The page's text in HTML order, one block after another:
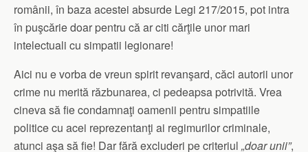
românii, în baza acestei absurde Legi 217/2015, pot intra
în puşcărie doar pentru că ar citi cărţile unor mari
intelectuali cu simpatii legionare!
Aici nu e vorba de vreun spirit revanşard, căci autorii unor
crime nu merită răzbunarea, ci pedeapsa potrivită. Vrea
cineva să fie condamnaţi oamenii pentru simpatiile
politice cu acei reprezentanţi ai regimurilor criminale,
atunci aşa să fie! Dar fără excluderi pe criteriul „doar unii”,